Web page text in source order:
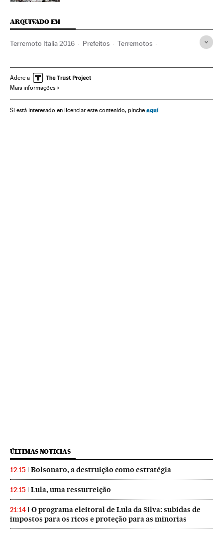
ARQUIVADO EM
Terremoto Italia 2016 Prefeitos Terremotos
Desastres naturais Vítimas
Europa Ocidental
Adere a
Mais informações
Si está interesado en licenciar este contenido, pinche aquí
ÚLTIMAS NOTICIAS
12:15 Bolsonaro, a destruição como estratégia
12:15 Lula, uma ressurreição
21:14
O programa eleitoral de Lula da Silva: subidas de
impostos para os ricos e proteção para as minorias